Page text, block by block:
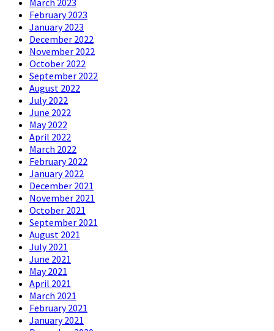
February 2023
January 2023
December 2022
November 2022
October 2022
September 2022
August 2022
July 2022
June 2022
May 2022
April 2022
March 2022
February 2022
January 2022
December 2021
November 2021
October 2021
September 2021
August 2021
July 2021
June 2021
May 2021
April 2021
March 2021
February 2021
January 2021